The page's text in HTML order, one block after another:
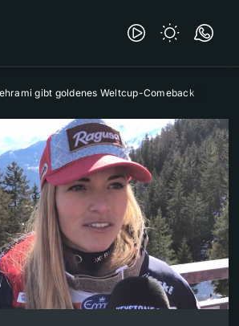
gibt goldenes Weltcup-Comeback